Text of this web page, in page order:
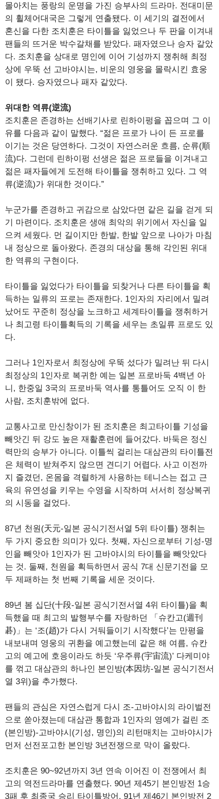
몰아치는 풍랑의 운명을 가진 승부사의 드라마. 전대미문
의 휠체어대국은 그렇게 연출됐다. 이 세기의 결전에서
혼신을 다한 조치훈은 타이틀을 잃었으나 두 판을 이겨내
팬들의 뜨거운 박수갈채를 받았다. 패자였으나 승자 같았
다. 조치훈을 상대로 명인에 이어 기성까지 쟁취해 최정
상에 우뚝 선 고바야시는, 비운의 영웅을 몰락시킨 효웅
이 됐다. 승자였으나 패자 같았다.
위대한 역류(逆流)
조치훈은 존경하는 선배기사로 린하이펑을 꼽으며 그 이
유를 다음과 같이 말했다. “젊은 프로가 나이 든 프로를
이기는 것은 당연하다. 그것이 자연스러운 흐름, 순류(順
流)다. 그런데 린하이펑 선생은 젊은 프로들을 이겨내고
젊은 패자들에게 도전해 타이틀을 쟁취하고 있다. 그 역
류(逆流)가 위대한 것이다.”
누군가를 존경하고 귀감으로 삼았다면 같은 길을 걷게 되
기 마련이다. 조치훈은 생애 최악의 위기에서 자신을 일
으켜 세웠다. 먼 길이지만 한발, 한발 앞으로 나아가 마침
내 정상으로 돌아왔다. 존경의 대상을 통해 각인된 위대
한 역류의 구현이다.
타이틀을 잃었다가 타이틀을 되찾거나 다른 타이틀을 획
득하는 일류의 프로는 존재한다. 1인자의 자리에서 밀려
났어도 꾸준히 정상을 노크하고 세계타이틀을 쟁취하거
나 최고령 타이틀획득의 기록을 세우는 초일류 프로도 있
다.
그러나 1인자로서 최정상에 우뚝 섰다가 밀려난 뒤 다시
최정상의 1인자로 복귀한 예는 일본 프로바둑 4백년 아
니, 한중일 3국의 프로바둑 역사를 통틀어도 오직 이 한
사람, 조치훈밖에 없다.
교통사고로 만신창이가 된 조치훈은 최고타이틀 기성을
빼앗긴 뒤 강도 높은 재활훈련에 들어갔다. 바둑은 정신
력만의 승부가 아니다. 이틀씩 걸리는 대삼관의 타이틀전
은 체력이 받쳐주지 않으면 견디기 어렵다. 사고 이전까
지 즐겼던, 온몸을 격렬하게 사용하는 테니스는 접고 근
육의 유연성을 키우는 수영을 시작하며 서서히 정상복귀
의 시동을 걸었다.
87년 천원(天元-일본 공식기전서열 5위 타이틀) 쟁취는
두 가지 중요한 의미가 있다. 첫째, 자신으로부터 기성-명
인을 빼앗아 1인자가 된 고바야시의 타이틀을 빼앗았다
는 것. 둘째, 천원을 획득하면서 공식 7대 신문기전을 모
두 제패하는 첫 번째 기록을 세운 것이다.
89년 봄 십단(十段-일본 공식기전서열 4위 타이틀)을 획
득했을 때 최고의 발행부수를 자랑하던 「슈칸고(週刊
碁)」는 ‘조(趙)가 다시 거둬들이기 시작했다’는 만평을
내보내며 영웅의 귀환을 예고했는데 같은 해 여름, 슈칸
고의 예고에 호응이라도 하듯 ‘우주류(宇宙流)’ 다케미야
를 꺾고 대삼관의 하나인 본인방(本因坊-일본 공식기전서
열 3위)을 추가했다.
팬들의 관심은 자연스럽게 다시 조-고바야시의 라이벌전
으로 쏟아졌는데 대삼관 통합과 1인자의 영예가 걸린 조
(본인방)-고바야시(기성, 명인)의 리턴매치는 고바야시가
먼저 선전포고한 본인방 3년전쟁으로 막이 올랐다.
조치훈은 90~92년까지 3년 연속 이어진 이 전쟁에서 최
고의 역전드라마를 연출했다. 90년 제45기 본인방전 1승
3패 후 최종국 승리 타이틀방어, 91년 제46기 본인방전 2